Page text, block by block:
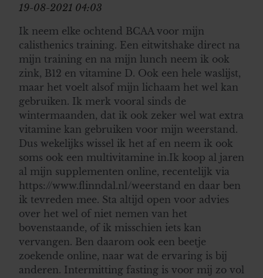
19-08-2021 04:03
Ik neem elke ochtend BCAA voor mijn
calisthenics training. Een eitwitshake direct na
mijn training en na mijn lunch neem ik ook
zink, B12 en vitamine D. Ook een hele waslijst,
maar het voelt alsof mijn lichaam het wel kan
gebruiken. Ik merk vooral sinds de
wintermaanden, dat ik ook zeker wel wat extra
vitamine kan gebruiken voor mijn weerstand.
Dus wekelijks wissel ik het af en neem ik ook
soms ook een multivitamine in.Ik koop al jaren
al mijn supplementen online, recentelijk via
https://www.flinndal.nl/weerstand en daar ben
ik tevreden mee. Sta altijd open voor advies
over het wel of niet nemen van het
bovenstaande, of ik misschien iets kan
vervangen. Ben daarom ook een beetje
zoekende online, naar wat de ervaring is bij
anderen. Intermitting fasting is voor mij zo vol